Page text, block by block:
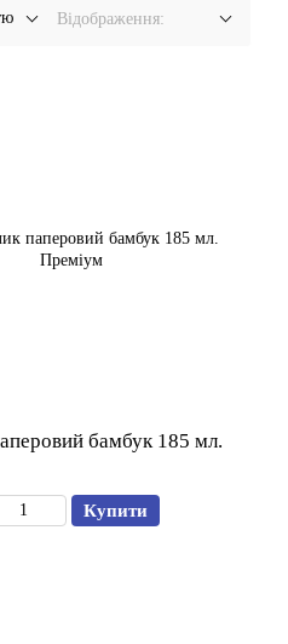
Відображення:
бамбук 185 мл.
Купити